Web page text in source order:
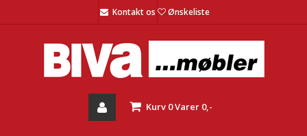
Kontakt os Ønskeliste
Kurv 0Varer 0,-